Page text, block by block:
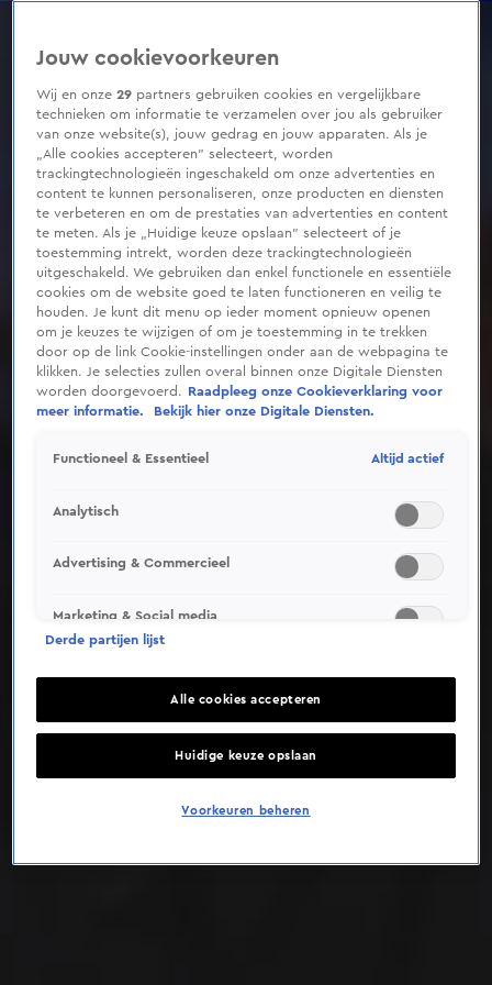
0
seconds
Deze video is niet beschikbaar op je huidige locatie
Jouw cookievoorkeuren
Wij en onze29 partners gebruiken cookies en vergelijkbare
technieken om informatie te verzamelen over jou als gebruiker
van onze website(s), jouw gedrag en jouw apparaten. Als je
„Alle cookies accepteren” selecteert, worden
trackingtechnologieën ingeschakeld om onze advertenties en
content te kunnen personaliseren, onze producten en diensten
te verbeteren en om de prestaties van advertenties en content
te meten. Als je „Huidige keuze opslaan” selecteert of je
toestemming intrekt, worden deze trackingtechnologieën
uitgeschakeld. We gebruiken dan enkel functionele en essentiële
cookies om de website goed te laten functioneren en veilig te
houden. Je kunt dit menu op ieder moment opnieuw openen
om je keuzes te wijzigen of om je toestemming in te trekken
door op de link Cookie-instellingen onder aan de webpagina te
klikken. Je selecties zullen overal binnen onze Digitale Diensten
worden doorgevoerd.
Raadpleeg onze Cookieverklaring voor
meer informatie.
Bekijk hier onze Digitale Diensten.
Functioneel & Essentieel Altijd actief
Analytisch
Advertising & Commercieel
Marketing & Social media
Derde partijen lijst
Alle cookies accepteren
Huidige keuze opslaan
Voorkeuren beheren